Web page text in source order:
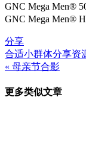
GNC Mega Men®
GNC Mega Men®
分享
文
章
导
合适小群体分享资
« 母亲节合影
更多类似文章